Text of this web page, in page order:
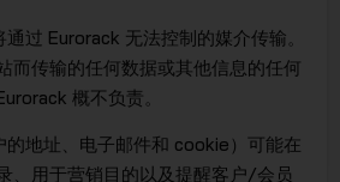
过 Eurorack 无法控制的媒介传输。
而传输的任何数据或其他信息的任何
概不负责。
的地址、电子邮件和 cookie）可能在
、用于营销目的以及提醒客户/会员